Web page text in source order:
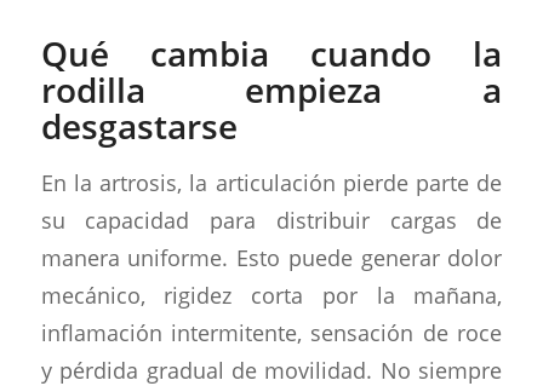
Qué cambia cuando la
rodilla empieza a
desgastarse
En la artrosis, la articulación pierde parte de
su capacidad para distribuir cargas de
manera uniforme. Esto puede generar dolor
mecánico, rigidez corta por la mañana,
inflamación intermitente, sensación de roce
y pérdida gradual de movilidad. No siempre